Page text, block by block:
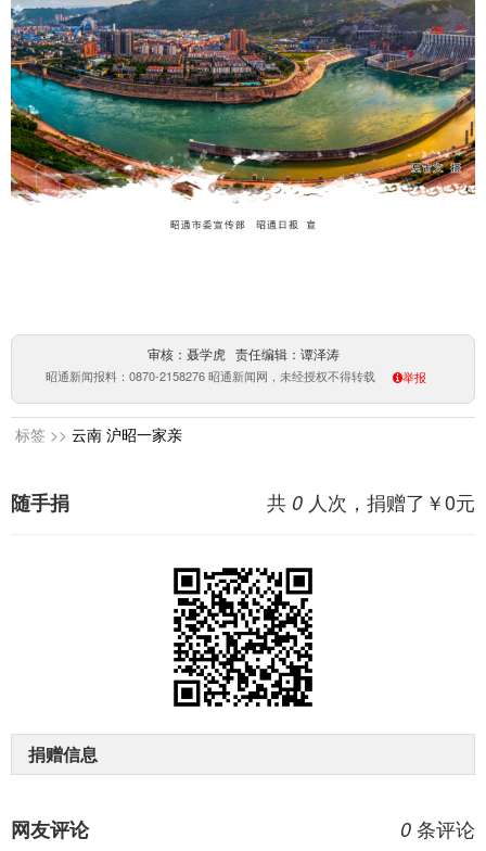
审核：聂学虎 责任编辑：谭泽涛
昭通新闻报料：0870-2158276 昭通新闻网，未经授权不得转载 举报
标签 >> 云南 沪昭一家亲
共 0 人次，捐赠了￥0元
随手捐
捐赠信息
0 条评论
网友评论